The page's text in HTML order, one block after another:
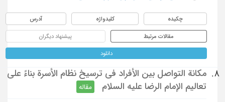
چکیده کلیدواژه آدرس
مقالات مرتبط پیشنهاد دیگران
دانلود
8.
مكانة التواصل بين الأفراد في ترسيخ نظام الأسرة بناءً على
تعاليم الإمام الرضا عليه السلام
مقاله